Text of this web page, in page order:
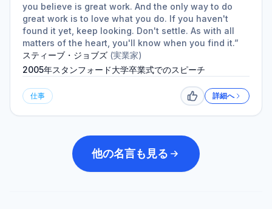
you believe is great work. And the only way to do
great work is to love what you do. If you haven't
found it yet, keep looking. Don't settle. As with all
matters of the heart, you'll know when you find it.”
スティーブ・ジョブズ (実業家)
2005年スタンフォード大学卒業式でのスピーチ
仕事 いいね詳細へ
他の名言も見る